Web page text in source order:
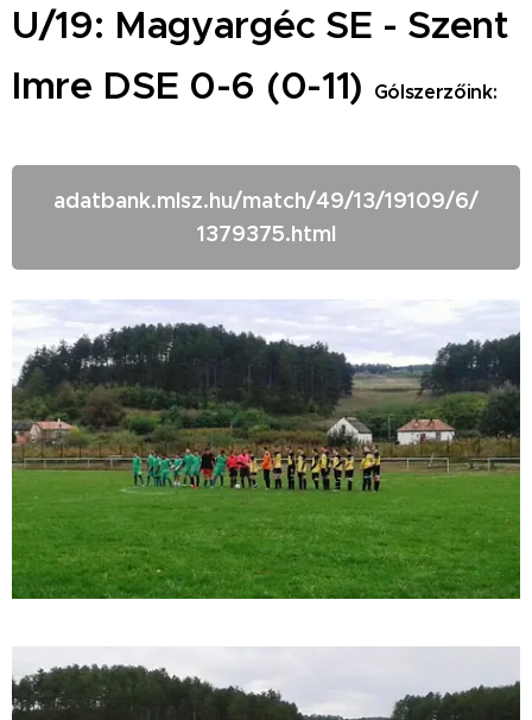
U/19: Magyargéc SE - Szent
Imre DSE 0-6 (0-11) Gólszerzőink:
adatbank.mlsz.hu/match/49/13/19109/6/
1379375.html